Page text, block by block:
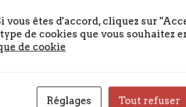
vous êtes d'accord, cliquez sur
de cookies que vous souhaitez
de cookie
Réglages Tout refuser